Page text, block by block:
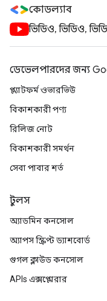
কোডল্যাব
ভিডিও, ভিডিও,
ডেভেলপারদের জন্য
প্ল্যাটফর্ম ওভারভিউ
বিকাশকারী পণ্য
রিলিজ নোট
বিকাশকারী সমর্থন
সেবা পাবার শর্ত
টুলস
অ্যাডমিন কনসোল
অ্যাপস স্ক্রিপ্ট ড্যাশবোর্ড
গুগল ক্লাউড কনসোল
APIs এক্সপ্লোরার